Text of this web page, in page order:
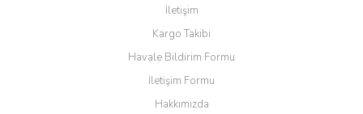
Ürün resmi kalitesiz, bozuk veya görüntülenemiyor.
Ürün açıklamasında eksik bilgiler bulunuyor.
Ürün bilgilerinde hatalar bulunuyor.
Ürün fiyatı diğer sitelerden daha pahalı.
İletişim
Kargo Takibi
Havale Bildirim Formu
İletişim Formu
Hakkımızda